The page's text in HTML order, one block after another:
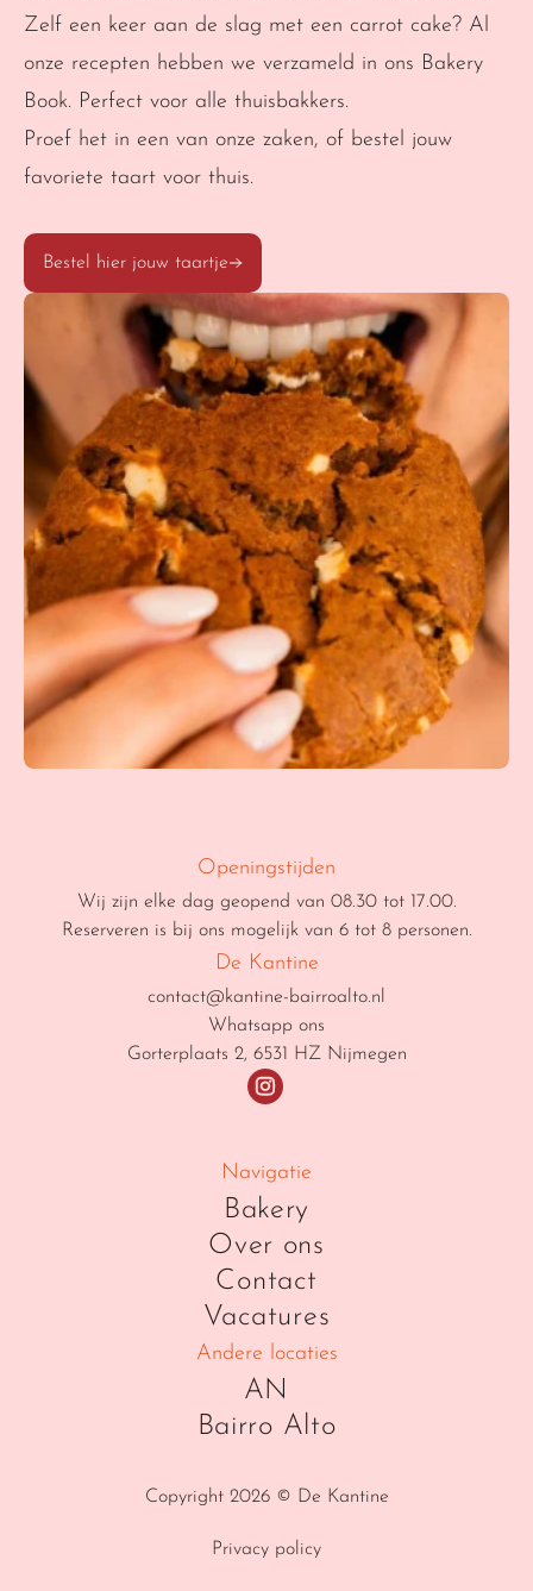
Zelf een keer aan de slag met een carrot cake? Al
onze recepten hebben we verzameld in ons Bakery
Book. Perfect voor alle thuisbakkers.
Proef het in een van onze zaken, of bestel jouw
favoriete taart voor thuis.
Bestel hier jouw taartje
Openingstijden
Wij zijn elke dag geopend van 08.30 tot 17.00.
Reserveren is bij ons mogelijk van 6 tot 8 personen.
De Kantine
contact@kantine-bairroalto.nl
Whatsapp ons
Gorterplaats 2, 6531 HZ Nijmegen
Navigatie
Bakery
Over ons
Contact
Vacatures
Andere locaties
AN
Bairro Alto
Copyright 2026 © De Kantine
Privacy policy